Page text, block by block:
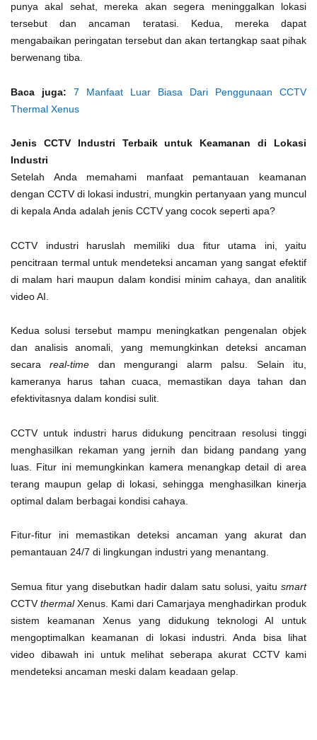
punya akal sehat, mereka akan segera meninggalkan lokasi
tersebut dan ancaman teratasi. Kedua, mereka dapat
mengabaikan peringatan tersebut dan akan tertangkap saat pihak
berwenang tiba.
Baca juga:
7 Manfaat Luar Biasa Dari Penggunaan CCTV
Thermal Xenus
Jenis CCTV Industri Terbaik untuk Keamanan di Lokasi
Industri
Setelah Anda memahami manfaat pemantauan keamanan
dengan CCTV di lokasi industri, mungkin pertanyaan yang muncul
di kepala Anda adalah jenis CCTV yang cocok seperti apa?
CCTV industri haruslah memiliki dua fitur utama ini, yaitu
pencitraan termal untuk mendeteksi ancaman yang sangat efektif
di malam hari maupun dalam kondisi minim cahaya, dan analitik
video AI.
Kedua solusi tersebut mampu meningkatkan pengenalan objek
dan analisis anomali, yang memungkinkan deteksi ancaman
secarareal-time dan mengurangi alarm palsu. Selain itu,
kameranya harus tahan cuaca, memastikan daya tahan dan
efektivitasnya dalam kondisi sulit.
CCTV untuk industri harus didukung pencitraan resolusi tinggi
menghasilkan rekaman yang jernih dan bidang pandang yang
luas. Fitur ini memungkinkan kamera menangkap detail di area
terang maupun gelap di lokasi, sehingga menghasilkan kinerja
optimal dalam berbagai kondisi cahaya.
Fitur-fitur ini memastikan deteksi ancaman yang akurat dan
pemantauan 24/7 di lingkungan industri yang menantang.
Semua fitur yang disebutkan hadir dalam satu solusi, yaitu smart
CCTV thermalXenus. Kami dari Camarjaya menghadirkan produk
sistem keamanan Xenus yang didukung teknologi AI untuk
mengoptimalkan keamanan di lokasi industri. Anda bisa lihat
video dibawah ini untuk melihat seberapa akurat CCTV kami
mendeteksi ancaman meski dalam keadaan gelap.